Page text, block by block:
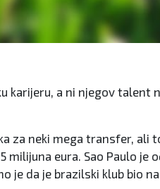
karijeru, a ni njegov talent
za neki mega transfer, ali
eura. Sao Paulo je
je da je brazilski klub bio na